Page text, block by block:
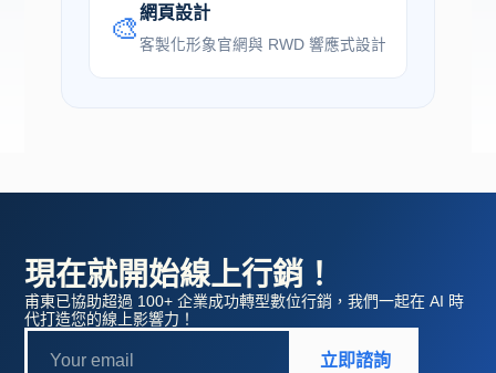
🎨網頁設計
客製化形象官網與 RWD 響應式設計
現在就開始線上行銷！
甫東已協助超過 100+ 企業成功轉型數位行銷，我們一起在 AI 時
代打造您的線上影響力！
立即諮詢